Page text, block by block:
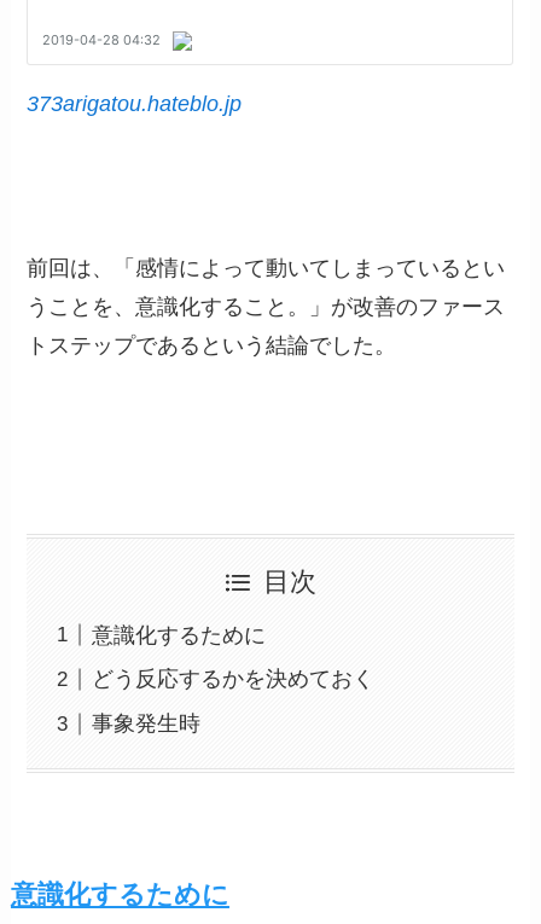
373arigatou.hateblo.jp
前回は、「感情によって動いてしまっているとい
うことを、意識化すること。」が改善のファース
トステップであるという結論でした。
目次
意識化するために
どう反応するかを決めておく
事象発生時
意識化するために